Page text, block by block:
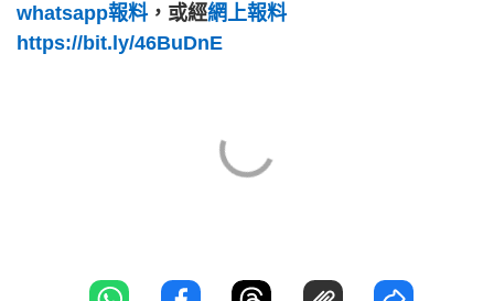
whatsapp報料，或經網上報料
https://bit.ly/46BuDnE